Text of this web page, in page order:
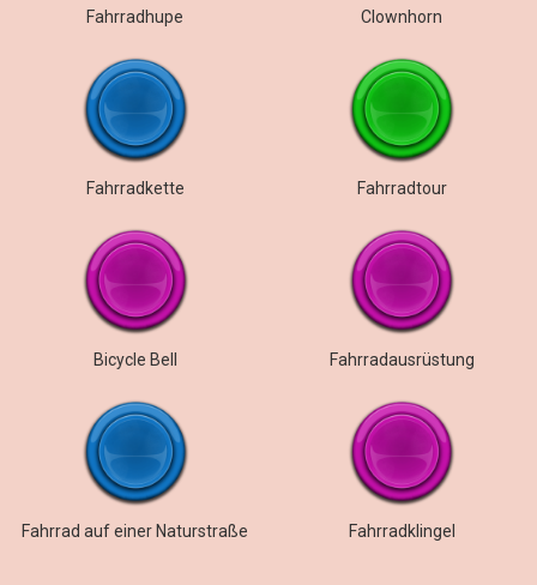
Fahrradhupe Clownhorn
Fahrradkette Fahrradtour
Bicycle Bell Fahrradausrüstung
Fahrrad auf einer Naturstraße Fahrradklingel